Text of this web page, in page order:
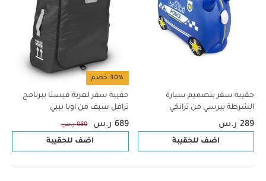
حقيبة سفر بتصميم سيارة
الشرطة بيرسي من ترانكي
289 ر.س
اضف للحقيبة
30% خصم
حقيبة سفر لعربة فيستا ببرنامج
ترافل سيف من اوبا بيبي
689 ر.س 989 ر.س
اضف للحقيبة